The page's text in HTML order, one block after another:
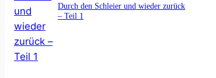
Durch den Schleier und wieder zurück
– Teil 1